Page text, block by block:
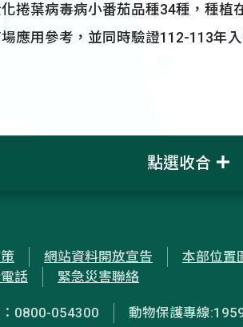
捲葉病毒病小番茄品種34種，種
應用參考，並同時驗證112-113年
點選收合
網站資料開放宣告
本部位置
話
緊急災害聯絡
0800-054300 動物保護專線